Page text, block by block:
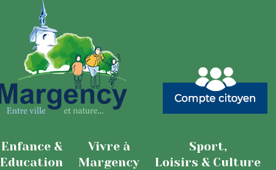
Enfance &
Education
Vivre à
Margency
Sport,
Loisirs & Culture